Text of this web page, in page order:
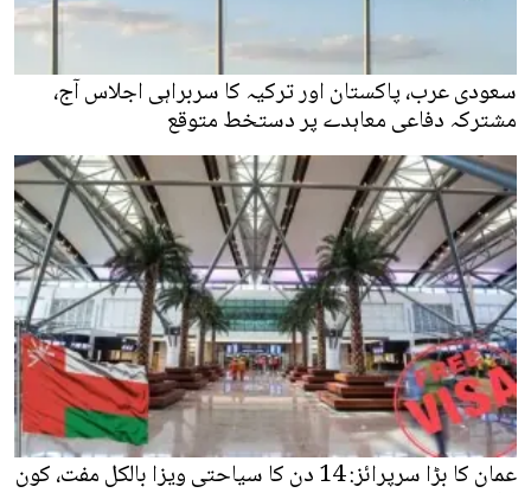
سعودی عرب، پاکستان اور ترکیہ کا سربراہی اجلاس آج،
مشترکہ دفاعی معاہدے پر دستخط متوقع
عمان کا بڑا سرپرائز: 14 دن کا سیاحتی ویزا بالکل مفت، کون